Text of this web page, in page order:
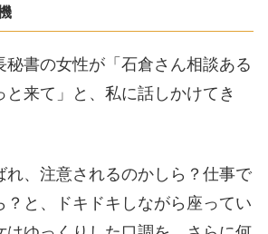
秘書の女性が「石倉さん相談ある
と来て」と、私に話しかけてき
れ、注意されるのかしら？仕事で
？と、ドキドキしながら座ってい